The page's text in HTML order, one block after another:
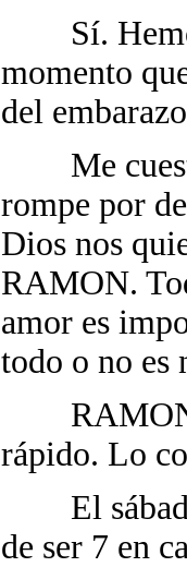
Sí. Hemos
momento
del
Me cuesta
rompe por
Dios nos
RAMON.
amor es
todo o no es
RAMON
rápido. Lo
El sábado
de ser 7 en